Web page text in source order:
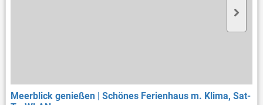
Meerblick genießen | Schönes Ferienhaus m. Klima, Sat-